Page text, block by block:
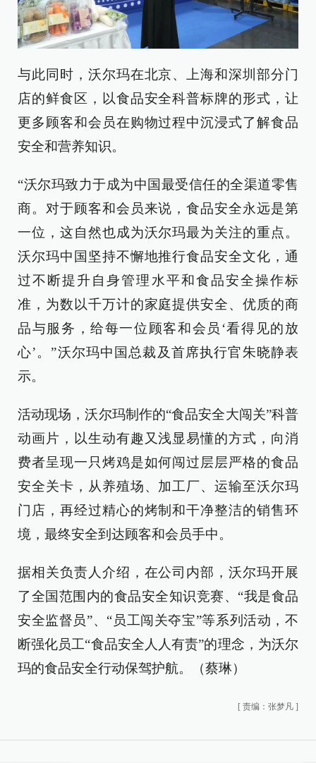
与此同时，沃尔玛在北京、上海和深圳部分门
店的鲜食区，以食品安全科普标牌的形式，让
更多顾客和会员在购物过程中沉浸式了解食品
安全和营养知识。
“沃尔玛致力于成为中国最受信任的全渠道零售
商。对于顾客和会员来说，食品安全永远是第
一位，这自然也成为沃尔玛最为关注的重点。
沃尔玛中国坚持不懈地推行食品安全文化，通
过不断提升自身管理水平和食品安全操作标
准，为数以千万计的家庭提供安全、优质的商
品与服务，给每一位顾客和会员‘看得见的放
心’。”沃尔玛中国总裁及首席执行官朱晓静表
示。
活动现场，沃尔玛制作的“食品安全大闯关”科普
动画片，以生动有趣又浅显易懂的方式，向消
费者呈现一只烤鸡是如何闯过层层严格的食品
安全关卡，从养殖场、加工厂、运输至沃尔玛
门店，再经过精心的烤制和干净整洁的销售环
境，最终安全到达顾客和会员手中。
据相关负责人介绍，在公司内部，沃尔玛开展
了全国范围内的食品安全知识竞赛、“我是食品
安全监督员”、“员工闯关夺宝”等系列活动，不
断强化员工“食品安全人人有责”的理念，为沃尔
玛的食品安全行动保驾护航。（蔡琳）
[ 责编：张梦凡 ]